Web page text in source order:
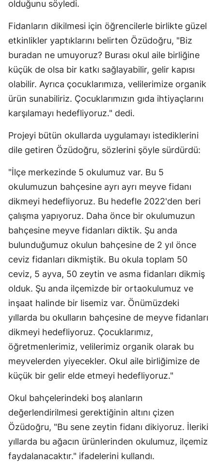
Manisa
Kahramanmaraş
Mardin
Muğla
Nevşehir
Niğde
Ordu
Rize
Sakarya
Samsun
Sinop
Sivas
Tokat
Trabzon
Tunceli
Uşak
Van
Yozgat
olduğunu söyledi.
Fidanların dikilmesi için öğrencilerle birlikte güzel
etkinlikler yaptıklarını belirten Özüdoğru, "Biz
buradan ne umuyoruz? Burası okul aile birliğine
küçük de olsa bir katkı sağlayabilir, gelir kapısı
olabilir. Ayrıca çocuklarımıza, velilerimize organik
ürün sunabiliriz. Çocuklarımızın gıda ihtiyaçlarını
karşılamayı hedefliyoruz." dedi.
Projeyi bütün okullarda uygulamayı istediklerini
dile getiren Özüdoğru, sözlerini şöyle sürdürdü:
"İlçe merkezinde 5 okulumuz var. Bu 5
okulumuzun bahçesine ayrı ayrı meyve fidanı
dikmeyi hedefliyoruz. Bu hedefle 2022'den beri
çalışma yapıyoruz. Daha önce bir okulumuzun
bahçesine meyve fidanları diktik. Şu anda
bulunduğumuz okulun bahçesine de 2 yıl önce
ceviz fidanları dikmiştik. Bu okula toplam 50
ceviz, 5 ayva, 50 zeytin ve asma fidanları dikmiş
olduk. Şu anda ilçemizde bir ortaokulumuz ve
inşaat halinde bir lisemiz var. Önümüzdeki
yıllarda bu okulların bahçesine de meyve fidanları
dikmeyi hedefliyoruz. Çocuklarımız,
öğretmenlerimiz, velilerimiz organik olarak bu
meyvelerden yiyecekler. Okul aile birliğimize de
küçük bir gelir elde etmeyi hedefliyoruz."
Okul bahçelerindeki boş alanların
değerlendirilmesi gerektiğinin altını çizen
Özüdoğru, "Bu sene zeytin fidanı dikiyoruz. İleriki
yıllarda bu ağacın ürünlerinden okulumuz, ilçemiz
faydalanacaktır." ifadelerini kullandı.